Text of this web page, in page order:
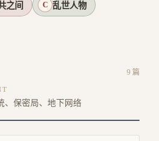
之间 C 乱世人物
保密局、地下网络
9 篇